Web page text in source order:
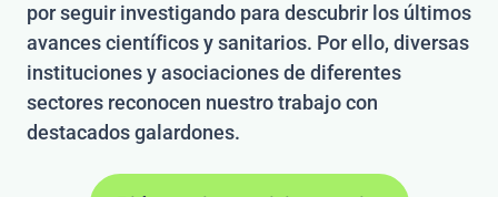
por seguir investigando para descubrir los últimos
avances científicos y sanitarios. Por ello, diversas
instituciones y asociaciones de diferentes
sectores reconocen nuestro trabajo con
destacados galardones.